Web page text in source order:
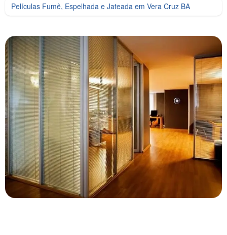
Películas Fumê, Espelhada e Jateada em Vera Cruz BA